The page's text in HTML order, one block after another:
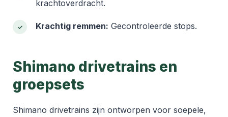
krachtoverdracht.
Krachtig remmen: Gecontroleerde stops.
Shimano drivetrains en
groepsets
Shimano drivetrains zijn ontworpen voor soepele,